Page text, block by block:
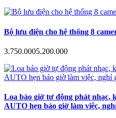
Bộ lưu điện cho hệ thống 8
3.750.0005.200.000
Loa báo giờ tự động phát nhạc,
AUTO hẹn báo giờ làm việc,